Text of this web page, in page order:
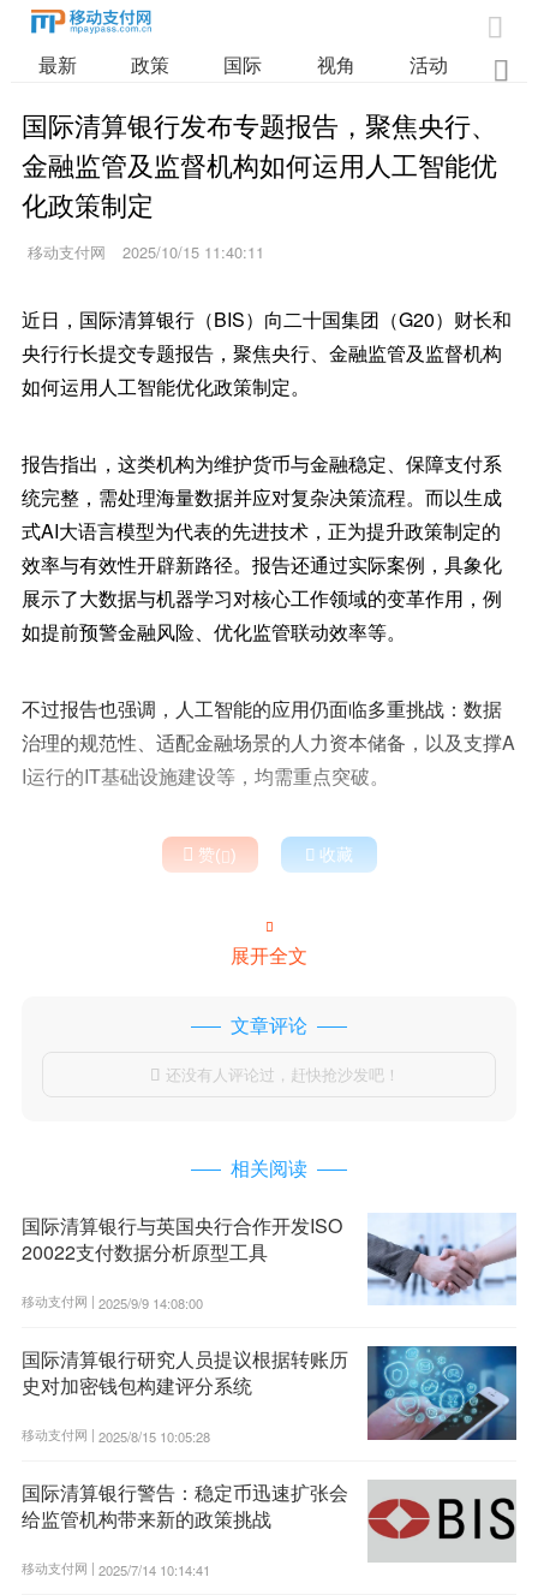

最新 政策 国际 视角 活动 业

国际清算银行发布专题报告，聚焦央行、
金融监管及监督机构如何运用人工智能优
化政策制定
移动支付网 2025/10/15 11:40:11
近日，国际清算银行（BIS）向二十国集团（G20）财长和
央行行长提交专题报告，聚焦央行、金融监管及监督机构
如何运用人工智能优化政策制定。
报告指出，这类机构为维护货币与金融稳定、保障支付系
统完整，需处理海量数据并应对复杂决策流程。而以生成
式AI大语言模型为代表的先进技术，正为提升政策制定的
效率与有效性开辟新路径。报告还通过实际案例，具象化
展示了大数据与机器学习对核心工作领域的变革作用，例
如提前预警金融风险、优化监管联动效率等。
不过报告也强调，人工智能的应用仍面临多重挑战：数据
治理的规范性、适配金融场景的人力资本储备，以及支撑A
I运行的IT基础设施建设等，均需重点突破。
 赞()  收藏

展开全文
文章评论
 还没有人评论过，赶快抢沙发吧！
相关阅读
国际清算银行与英国央行合作开发ISO
20022支付数据分析原型工具
移动支付网 | 2025/9/9 14:08:00
国际清算银行研究人员提议根据转账历
史对加密钱包构建评分系统
移动支付网 | 2025/8/15 10:05:28
国际清算银行警告：稳定币迅速扩张会
给监管机构带来新的政策挑战
移动支付网 | 2025/7/14 10:14:41